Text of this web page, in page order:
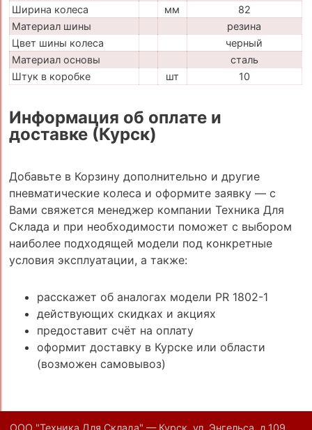
Ширина колеса
мм
82
Материал шины
резина
Цвет шины колеса
черный
Материал основы
сталь
Штук в коробке
шт 10
Информация об оплате и
доставке (Курск)
Добавьте в Корзину дополнительно и другие
пневматические колеса и оформите заявку — с
Вами свяжется менеджер компании Техника Для
Склада и при необходимости поможет с выбором
наиболее подходящей модели под конкретные
условия эксплуатации, а также:
расскажет об аналогах модели PR 1802-1
действующих скидках и акциях
предоставит счёт на оплату
оформит доставку в Курске или области
(возможен самовывоз)
ООО "Техника Для Склада" — Курск, ул. Энгельса, д.109,